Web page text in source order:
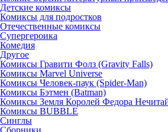
Детские комиксы
Комиксы для подростков
Отечественные комиксы
Супергероика
Комедия
Другое
Комиксы Гравити Фолз (Gravity Falls)
Комиксы Marvel Universe
Комиксы Человек-паук (Spider-Man)
Комиксы Бэтмен (Batman)
Комиксы Земля Королей Федора
Комиксы BUBBLE
Синглы
Сборники